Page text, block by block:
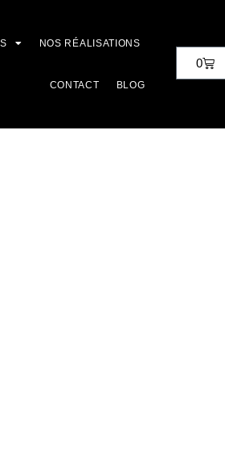
NOS RÉALISATIONS
CONTACT BLOG
0